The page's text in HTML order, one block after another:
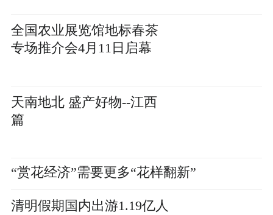
全国农业展览馆地标春茶
专场推介会4月11日启幕
天南地北 盛产好物--江西
篇
“赏花经济”需要更多“花样翻新”
清明假期国内出游1.19亿人